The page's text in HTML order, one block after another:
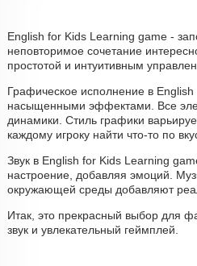
English for Kids Learning game -
неповторимое сочетание
простотой и интуитивным
Графическое исполнение в
насыщенными эффектами. Все
динамики. Стиль графики
каждому игроку найти что-то по
Звук в English for Kids Learning
настроение, добавляя эмоций.
окружающей среды добавляют
Итак, это прекрасный выбор для
звук и увлекательный геймплей.